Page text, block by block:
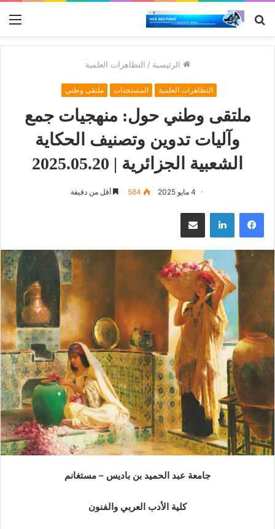
بحث
الرئيسية / التظاهرات العلمية
التظاهرات العلمية المستجدات ملتقى وطني
ملتقى وطني حول: منهجيات جمع
وآليات تدوين وتصنيف الحكاية
الشعبية الجزائرية | 2025.05.20
4 مايو 2025 584 أقل من دقيقة
فيسبوك لينكدإن مشاركة عبر البريد
جامعة عبد الحميد بن باديس – مستغانم
كلية الأدب العربي والفنون